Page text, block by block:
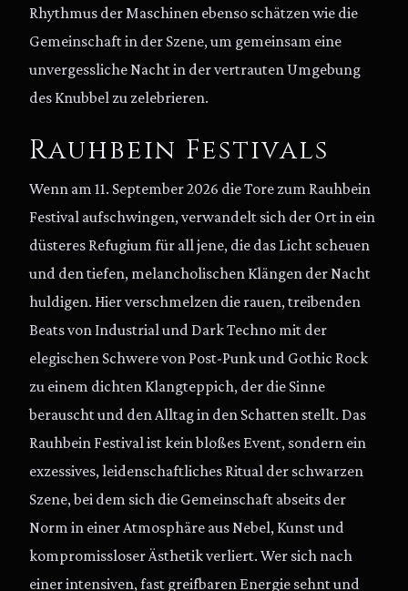
Rhythmus der Maschinen ebenso schätzen wie die
Gemeinschaft in der Szene, um gemeinsam eine
unvergessliche Nacht in der vertrauten Umgebung
des Knubbel zu zelebrieren.
Rauhbein Festivals
Wenn am 11. September 2026 die Tore zum Rauhbein
Festival aufschwingen, verwandelt sich der Ort in ein
düsteres Refugium für all jene, die das Licht scheuen
und den tiefen, melancholischen Klängen der Nacht
huldigen. Hier verschmelzen die rauen, treibenden
Beats von Industrial und Dark Techno mit der
elegischen Schwere von Post-Punk und Gothic Rock
zu einem dichten Klangteppich, der die Sinne
berauscht und den Alltag in den Schatten stellt. Das
Rauhbein Festival ist kein bloßes Event, sondern ein
exzessives, leidenschaftliches Ritual der schwarzen
Szene, bei dem sich die Gemeinschaft abseits der
Norm in einer Atmosphäre aus Nebel, Kunst und
kompromissloser Ästhetik verliert. Wer sich nach
einer intensiven, fast greifbaren Energie sehnt und